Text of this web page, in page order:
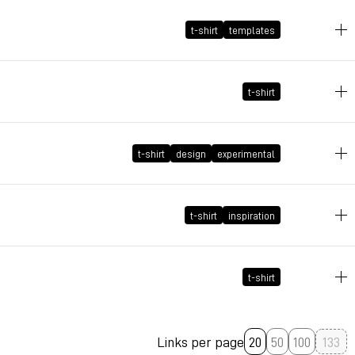
t-shirt templates
t-shirt
t-shirt design experimental
t-shirt inspiration
t-shirt
Links per page 20 50 100